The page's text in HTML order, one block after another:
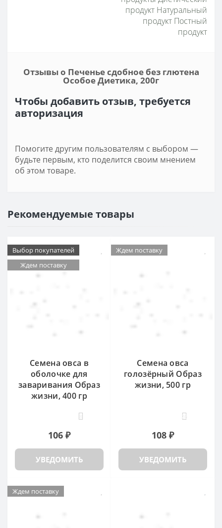
продукт Натуральный
продукт Постный
продукт
Отзывы о Печенье сдобное без глютена
Особое Диетика, 200г
Чтобы добавить отзыв, требуется
авторизация
Помогите другим пользователям с выбором —
будьте первым, кто поделится своим мнением
об этом товаре.
Рекомендуемые товары
Выбор покупателей
Ждем поставку
Семена овса в
оболочке для
заваривания Образ
жизни, 400 гр
106 ₽
УВЕДОМИТЬ
Ждем поставку
Семена овса
голозёрный Образ
жизни, 500 гр
26
108 ₽
УВЕДОМИТЬ
Ждем поставку